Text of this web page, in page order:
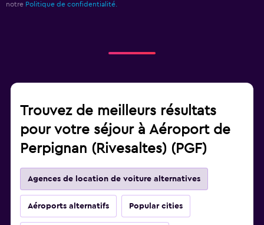
notre Politique de confidentialité.
Trouvez de meilleurs résultats
pour votre séjour à Aéroport de
Perpignan (Rivesaltes) (PGF)
Agences de location de voiture alternatives
Aéroports alternatifs Popular cities